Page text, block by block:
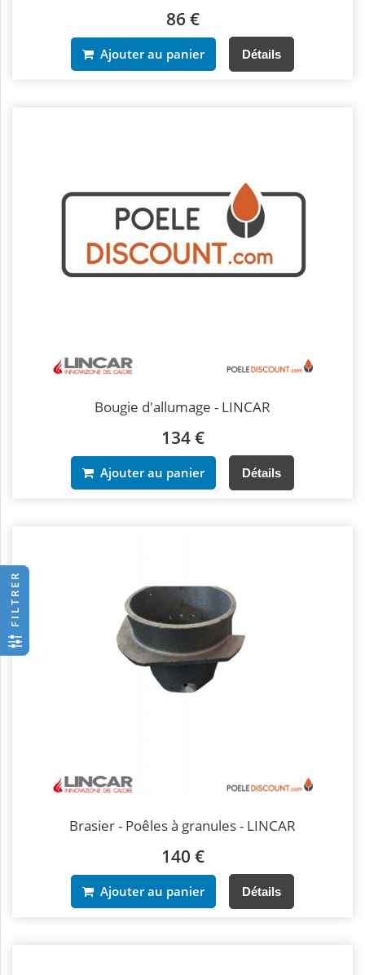
86 €
Ajouter au panier Détails
Bougie d'allumage - LINCAR
134 €
Ajouter au panier Détails
Brasier - Poêles à granules - LINCAR
140 €
Ajouter au panier Détails
FILTRER